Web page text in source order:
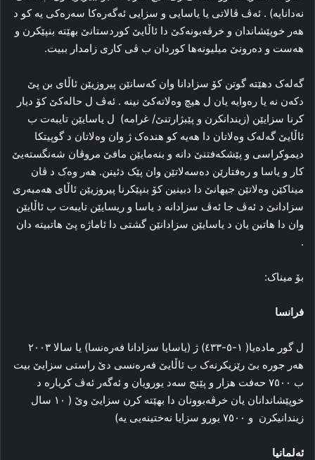
نەدانایە) . ئەڤ ڤالاتی یا یاسایی و سزایی ئەگەرەکا سەرەکی یە کو د
هەر خوپێشاندان و خرڤەبونەکێ دا ئاڵایێ کوردستانێ بهێتە بنپێکرن و
هەست و دەرونێ میلیونەها کوردان ب ڤی کاری زامدار ببیت.
گەلەک دهێتە گوتن کۆ سزادانا وان کەسانێن پیروزیێن ئاڵای بن پێ
دکەن نە یا رەوایە یان ل هیچ وەلاتەکێ نینە . ئەڤ ل حالەکێ کۆ دیار
کرنا سزایێن (زیندانکرن و پێبژارتنێ/ غرامە) ل یاسایێن تایبەت ب
ئاڵایێ گەلەک وەلاتان دا هەیە کو هندەک ژ وان وەلاتان د گوپیتکا
دیموکراسی و پێشکەفتنێ دانە و بنەمایێن مافێ مروڤان شەنگستەیێ
کار و یاسا و رەفتارێن دەسەلاتێن وان پێک دئینن. هەر وەک د ڤان
میناکێن وەلاتێن جیهانێ دا دبینین کۆ بنپێکرنا پیروزیێن ئاڵای هەمبەری
سزادانێ د ئەڤ جا ئەڤ سزادانە د یاسا و ریسایێن تایبەت ب ئاڵایێن
وان دا هاتبن یان د یاسایێن سزادانێن گشتی دا ئاماژە پێ هاتبیتە دان
.
بۆ میناک:
فرانسا
ل گور مادەیا( ١-٥-٤٣٣) ژ (یاسایا سزادانا فەرەنسا) یا سالا ٢٠٠٣
هەر جورە بێ رێزیکرنەک ب ئاڵایێ فەرەنسی دێ راستی سزایێ بیت
ب ٧٥٠٠ حەفت هزار و پێنج سەد یورویان و ئەگەر ئەڤ کریارە د
خوپێشاندانان یان خرڤەبوونان دا بهێتە کرن سزایێ وێ ( ١٠ سال
زیندانیکرن و ٧٥٠٠ یورو سزایا نەختینەیی یە)
ئەلمانیا